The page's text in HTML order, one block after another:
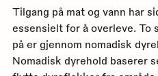
Tilgang på mat og vann har
essensielt for å overleve. To
på er gjennom nomadisk
Nomadisk dyrehold baserer